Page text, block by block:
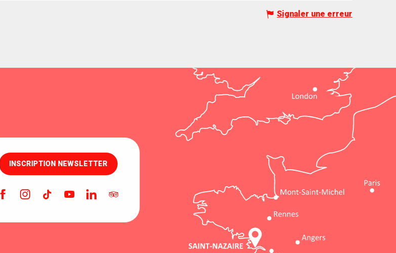
Signaler une erreur
INSCRIPTION NEWSLETTER